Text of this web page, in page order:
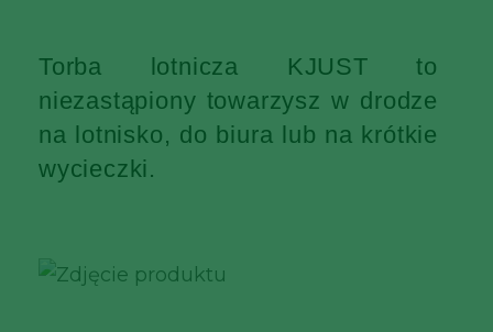
Torba lotnicza KJUST to
niezastąpiony towarzysz w drodze
na lotnisko, do biura lub na krótkie
wycieczki.